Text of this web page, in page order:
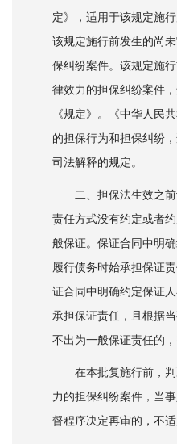
定》，适用于该规定施
该规定施行前发生的尚
保纠纷案件。该规定施
律效力的担保纠纷案件
《规定》。《中华人民
的担保行为和担保纠纷
司法解释的规定。
二、担保法生效之
责任方式没有约定或者
般保证。保证合同中明
履行债务时始承担保证
证合同中明确约定保证
承担保证责任，且根据
不出为一般保证责任的，
在本批复施行前，
力的担保纠纷案件，当
督程序决定再审的，不适